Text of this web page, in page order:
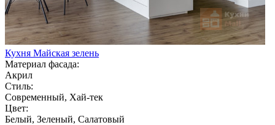
Кухня Майская зелень
Материал фасада:
Акрил
Стиль:
Современный, Хай-тек
Цвет:
Белый, Зеленый, Салатовый